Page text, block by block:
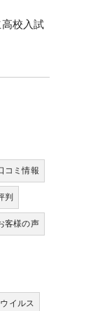
校入試
コミ情報
判
客様の声
イルス